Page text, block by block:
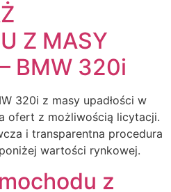
Z MASY
BMW 320i
320i z masy upadłości w
ofert z możliwością licytacji.
i transparentna procedura
wartości rynkowej.
z